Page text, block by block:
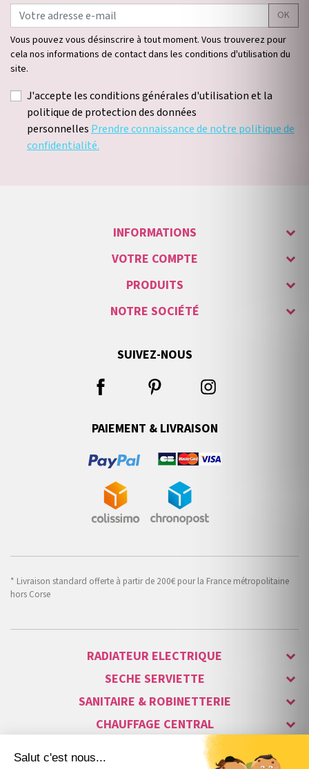
OK
Vous pouvez vous désinscrire à tout moment. Vous trouverez pour
cela nos informations de contact dans les conditions d'utilisation du
site.
J'accepte les conditions générales d'utilisation et la
politique de protection des données
personnelles Prendre connaissance de notre politique de
confidentialité.
INFORMATIONS
VOTRE COMPTE
PRODUITS
NOTRE SOCIÉTÉ
SUIVEZ-NOUS
PAIEMENT & LIVRAISON
* Livraison standard offerte à partir de 200€ pour la France métropolitaine
hors Corse
RADIATEUR ELECTRIQUE
SECHE SERVIETTE
SANITAIRE & ROBINETTERIE
CHAUFFAGE CENTRAL
ALARME & SÉCURITÉ